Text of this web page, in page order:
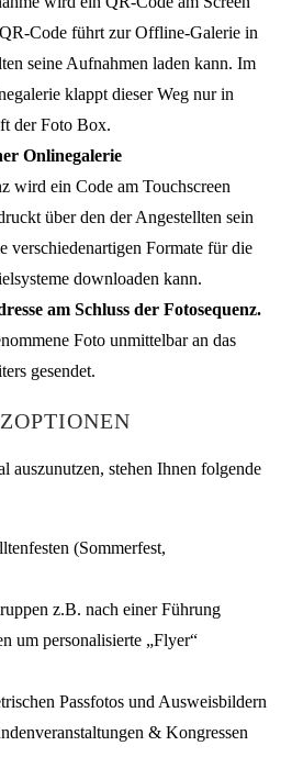
Code führt zur Offline-Galerie in
seine Aufnahmen laden kann. Im
klappt dieser Weg nur in
der Foto Box.
Onlinegalerie
wird ein Code am Touchscreen
über den der Angestellten sein
verschiedenartigen Formate für die
downloaden kann.
am Schluss der Fotosequenz.
Foto unmittelbar an das
gesendet.
auszunutzen, stehen Ihnen folgende
(Sommerfest,
z.B. nach einer Führung
um personalisierte „Flyer“
Passfotos und Ausweisbildern
& Kongressen